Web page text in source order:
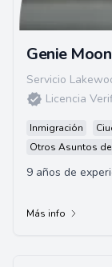
Genie
Servicio
Licencia
Inmigración
Otros Asuntos
9 años de
Más info